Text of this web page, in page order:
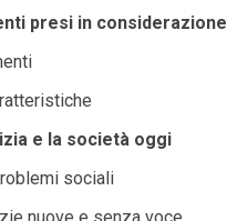
presi in considerazione
e la società oggi
sociali